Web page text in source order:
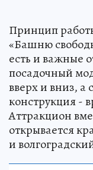
Принцип
«Башню
есть и важные
посадочный
вверх и вниз, а
конструкция -
Аттракцион
открывается
и